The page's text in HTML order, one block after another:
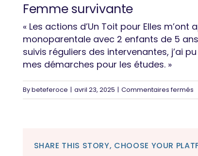
Femme survivante
« Les actions d’Un Toit pour Elles
monoparentale avec 2 enfants de 5
suivis réguliers des intervenantes, j’ai
mes démarches pour les études. »
Bybeteferoce | avril 23, 2025 | Commentaires fermés
SHARE THIS STORY, CHOOSE YOUR